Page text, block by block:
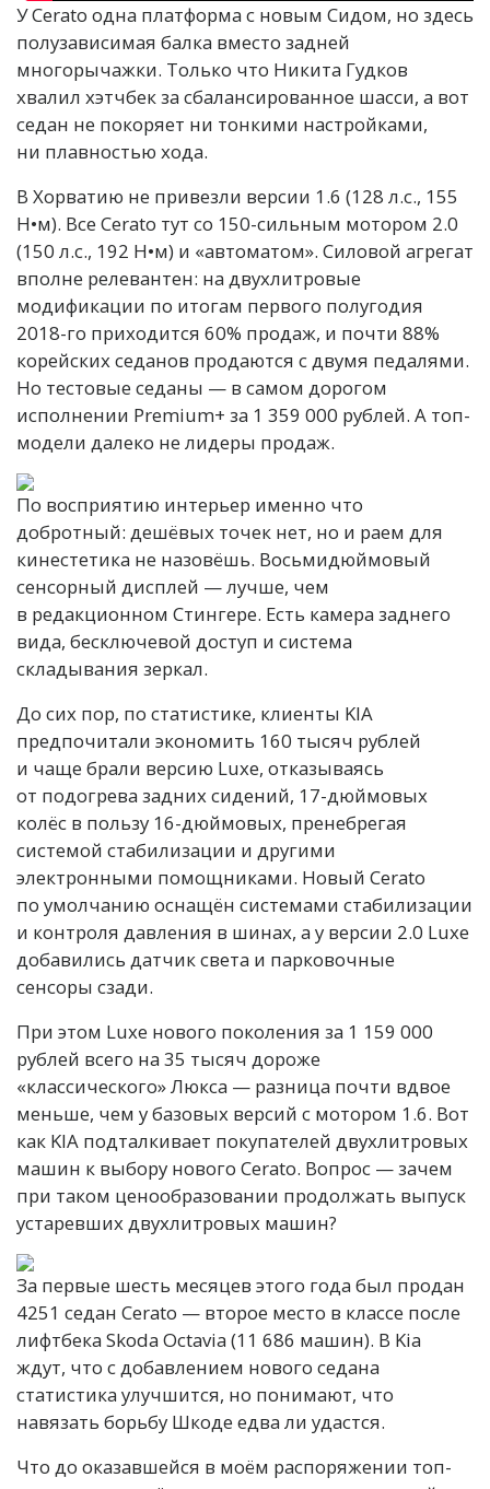
У Cerato одна платформа с новым Сидом, но здесь
полузависимая балка вместо задней
многорычажки. Только что Никита Гудков
хвалил хэтчбек за сбалансированное шасси, а вот
седан не покоряет ни тонкими настройками,
ни плавностью хода.
В Хорватию не привезли версии 1.6 (128 л.с., 155
Н•м). Все Cerato тут со 150-сильным мотором 2.0
(150 л.с., 192 Н•м) и «автоматом». Силовой агрегат
вполне релевантен: на двухлитровые
модификации по итогам первого полугодия
2018-го приходится 60% продаж, и почти 88%
корейских седанов продаются с двумя педалями.
Но тестовые седаны — в самом дорогом
исполнении Premium+ за 1 359 000 рублей. А топ-
модели далеко не лидеры продаж.
По восприятию интерьер именно что
добротный: дешёвых точек нет, но и раем для
кинестетика не назовёшь. Восьмидюймовый
сенсорный дисплей — лучше, чем
в редакционном Стингере. Есть камера заднего
вида, бесключевой доступ и система
складывания зеркал.
До сих пор, по статистике, клиенты KIA
предпочитали экономить 160 тысяч рублей
и чаще брали версию Luxe, отказываясь
от подогрева задних сидений, 17-дюймовых
колёс в пользу 16-дюймовых, пренебрегая
системой стабилизации и другими
электронными помощниками. Новый Cerato
по умолчанию оснащён системами стабилизации
и контроля давления в шинах, а у версии 2.0 Luxe
добавились датчик света и парковочные
сенсоры сзади.
При этом Luxe нового поколения за 1 159 000
рублей всего на 35 тысяч дороже
«классического» Люкса — разница почти вдвое
меньше, чем у базовых версий с мотором 1.6. Вот
как KIA подталкивает покупателей двухлитровых
машин к выбору нового Cerato. Вопрос — зачем
при таком ценообразовании продолжать выпуск
устаревших двухлитровых машин?
За первые шесть месяцев этого года был продан
4251 седан Cerato — второе место в классе после
лифтбека Skoda Octavia (11 686 машин). В Kia
ждут, что с добавлением нового седана
статистика улучшится, но понимают, что
навязать борьбу Шкоде едва ли удастся.
Что до оказавшейся в моём распоряжении топ-